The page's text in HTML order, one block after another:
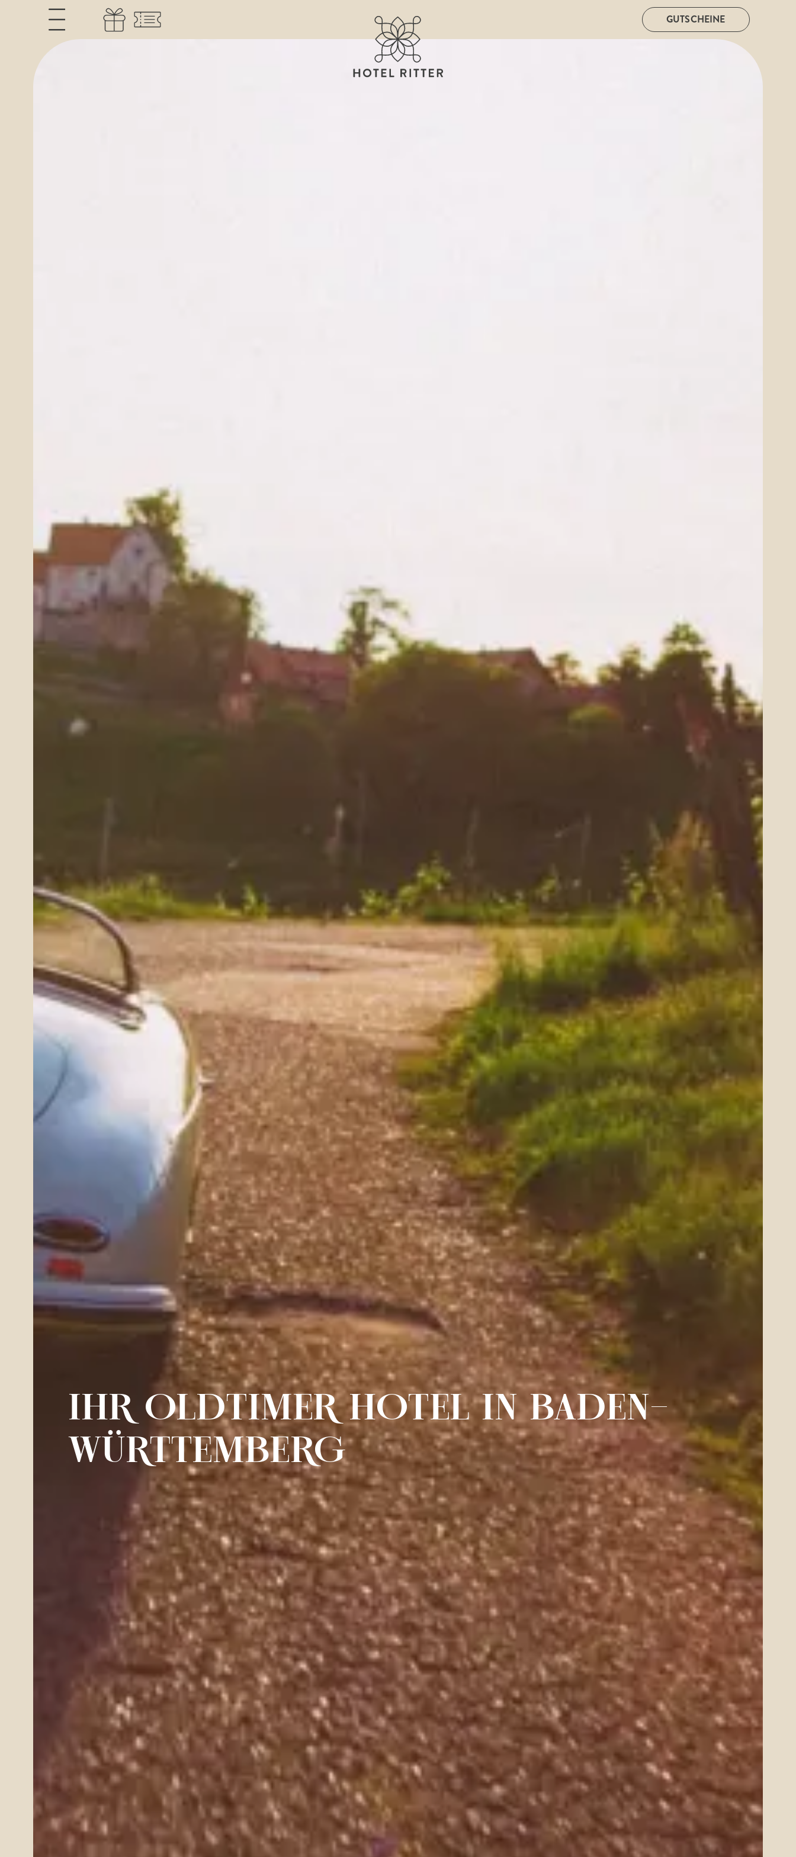
GUTSCHEINE
IHR OLDTIMER HOTEL IN BADEN-
WÜRTTEMBERG